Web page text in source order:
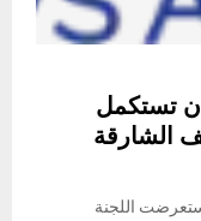
تستكمل
الشارقة
يوليو/ وام / استعرضت اللجنة